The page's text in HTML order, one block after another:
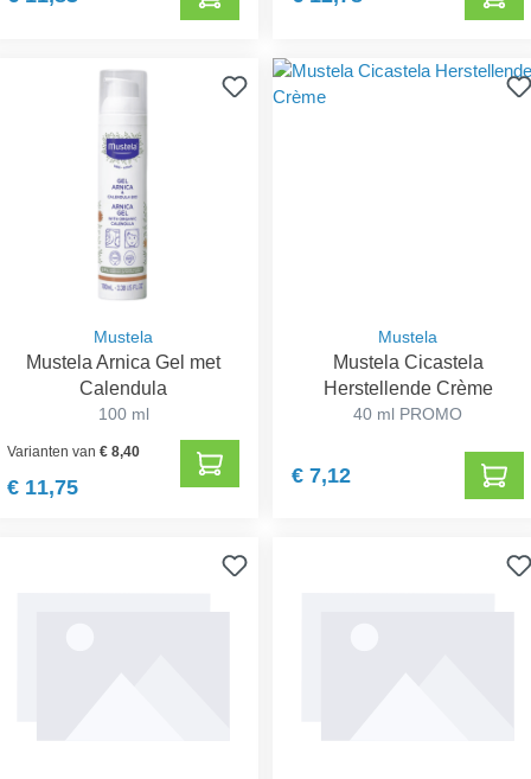
Mustela
Mustela Arnica Gel met
Calendula
100 ml
Varianten van€ 8,40
€ 11,75
Mustela
Mustela Cicastela
Herstellende Crème
40 ml PROMO
€ 7,12